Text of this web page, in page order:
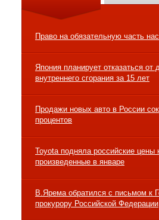
Право на обязательную часть
Япония планирует отказаться от
внутреннего сгорания за 15 лет
Продажи новых авто в России
процентов
Toyota подняла российские цены
произведенные в январе
В.Ярема обратился с письмом к
прокурору Российской Федерации